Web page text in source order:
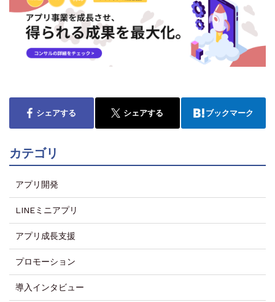
シェアする シェアする ブックマーク
カテゴリ
アプリ開発
LINEミニアプリ
アプリ成長支援
プロモーション
導入インタビュー